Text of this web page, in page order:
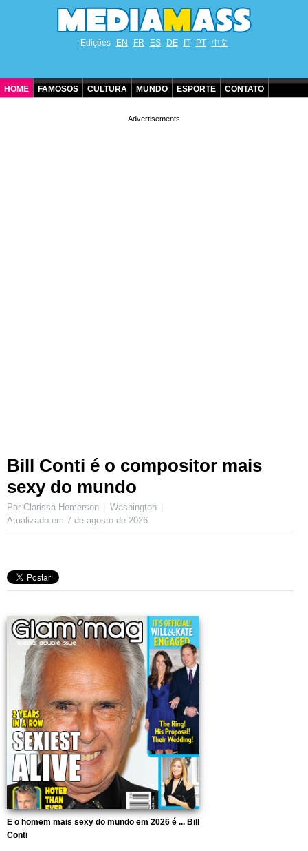
Edições EN FR ES DE IT PT 中文
HOME FAMOSOS CULTURA MUNDO ESPORTE CONTATO
Bill Conti é o compositor mais
sexy do mundo
Por Clarissa Hemerson
Washington
Atualizado em 7 de agosto de 2026
E o homem mais sexy do mundo em 2026 é ... Bill
Conti